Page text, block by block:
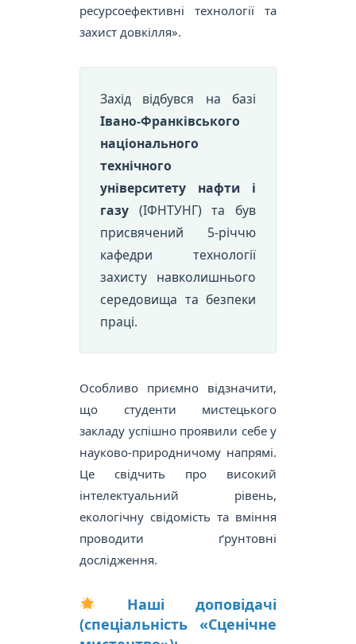
ресурсоефективні технології та
захист довкілля».
Захід відбувся на базі
Івано-Франківського
національного
технічного
університету нафти і
газу (ІФНТУНГ) та був
присвячений 5-річчю
кафедри технології
захисту навколишнього
середовища та безпеки
праці.
Особливо приємно відзначити,
що студенти мистецького
закладу успішно проявили себе у
науково-природничому напрямі.
Це свідчить про високий
інтелектуальний рівень,
екологічну свідомість та вміння
проводити ґрунтовні
дослідження.
Наші доповідачі
(спеціальність «Сценічне